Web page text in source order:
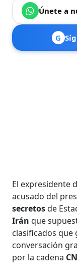
Únete a
G
El expresidente
acusado del
secretosde
Irán que
clasificados que
conversación
por la cadena